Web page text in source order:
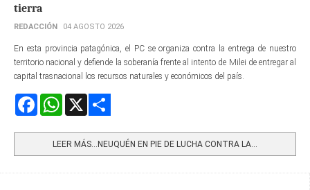
tierra
REDACCIÓN 04 AGOSTO 2026
En esta provincia patagónica, el PC se organiza contra la entrega de nuestro
territorio nacional y defiende la soberanía frente al intento de Milei de entregar al
capital trasnacional los recursos naturales y económicos del país.
FacebookWhatsApp
LEER MÁS…NEUQUÉN EN PIE DE LUCHA CONTRA LA...